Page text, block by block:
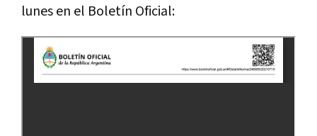
lunes en el Boletín Oficial: